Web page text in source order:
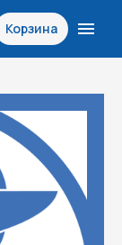
Корзина